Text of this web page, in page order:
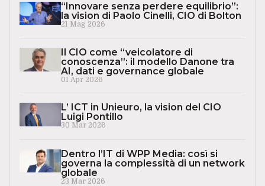
“Innovare senza perdere equilibrio”:
la vision di Paolo Cinelli, CIO di Bolton
21 Mag 2026
Il CIO come “veicolatore di
conoscenza”: il modello Danone tra
AI, dati e governance globale
01 Apr 2026
L’ ICT in Unieuro, la vision del CIO
Luigi Pontillo
30 Mar 2026
Dentro l’IT di WPP Media: così si
governa la complessità di un network
globale
23 Mar 2026